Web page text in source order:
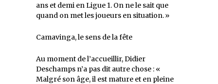
ans et demi en Ligue 1. On ne le sait que
quand on met les joueurs en situation. »
Camavinga, le sens de la fête
Au moment de l’accueillir, Didier
Deschamps n’a pas dit autre chose : «
Malgré son âge, il est mature et en pleine